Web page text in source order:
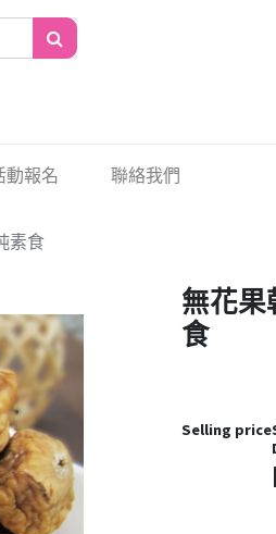
動報名 聯絡我們
素食
無花果
食
Selling price